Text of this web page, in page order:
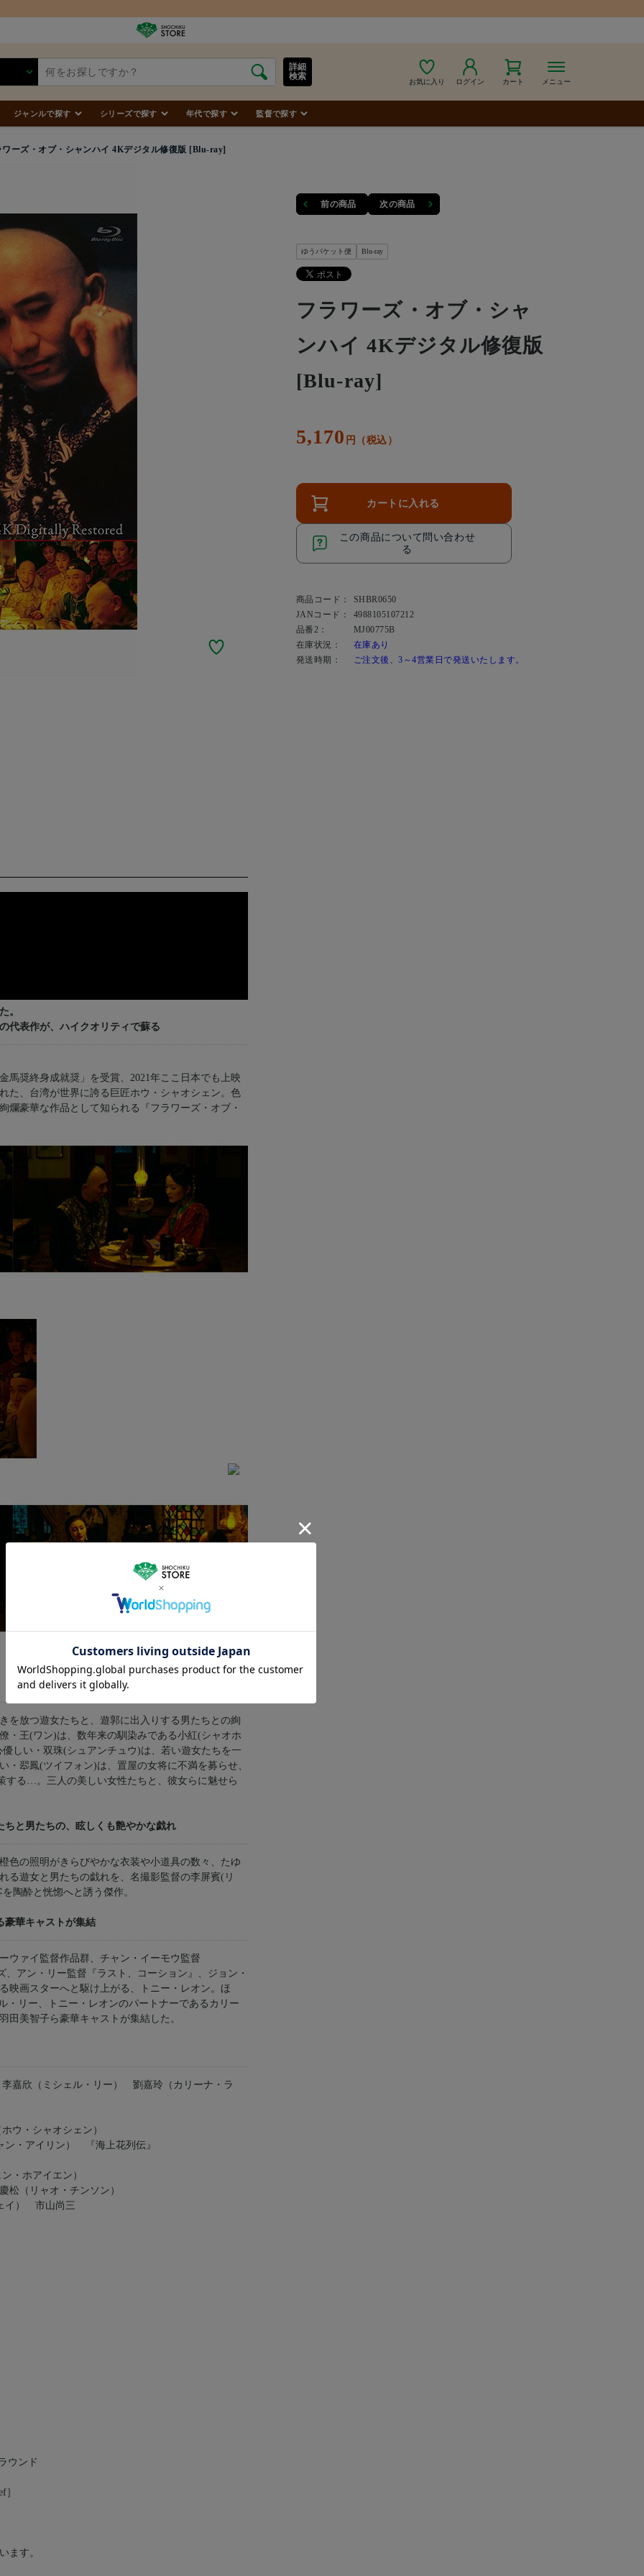
お気に入り ログイン カート メニュー
詳細
検索
ジャンルで探す シリーズで探す 年代で探す 監督で探す
ワーズ・オブ・シャンハイ 4Kデジタル修復版 [Blu-ray]
前の商品 次の商品
ゆうパケット便 Blu-ray
フラワーズ・オブ・シャ
ンハイ 4Kデジタル修復版
[Blu-ray]
5,170 円（税込）
カートに入れる
この商品について問い合わせ
る
商品コード：
SHBR0650
JANコード：
4988105107212
品番2：
MJ00775B
在庫状況：
在庫あり
発送時期：
ご注文後、3～4営業日で発送いたします。
。
代表作が、ハイクオリティで蘇る
馬奨終身成就奨」を受賞、2021年ここ日本でも上映
た、台湾が世界に誇る巨匠ホウ・シャオシェン。色
爛豪華な作品として知られる『フラワーズ・オブ・
を放つ遊女たちと、遊郭に出入りする男たちとの絢
・王(ワン)は、数年来の馴染みである小紅(シャオホ
しい・双珠(シュアンチュウ)は、若い遊女たちを一
翆鳳(ツイフォン)は、置屋の女将に不満を募らせ、
する…。三人の美しい女性たちと、彼女らに魅せら
と男たちの、眩しくも艶やかな戯れ
色の照明がきらびやかな衣装や小道具の数々、たゆ
る遊女と男たちの戯れを、名撮影監督の李屏賓(リ
陶酔と恍惚へと誘う傑作。
豪華キャストが集結
ウァイ監督作品群、チャン・イーモウ監督
アン・リー監督『ラスト、コーション』、ジョン・
映画スターへと駆け上がる、トニー・レオン。ほ
・リー、トニー・レオンのパートナーであるカリー
田美智子ら豪華キャストが集結した。
嘉欣（ミシェル・リー） 劉嘉玲（カリーナ・ラ
ウ・シャオシェン）
・アイリン） 『海上花列伝』
・ホアイエン）
（リャオ・チンソン）
イ） 市山尚三
ウンド
ます。